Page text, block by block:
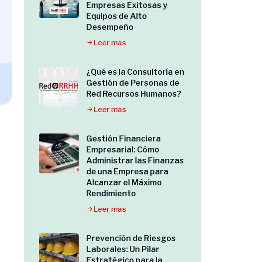
Empresas Exitosas y
Equipos de Alto
Desempeño
Leer mas
¿Qué es la Consultoría en
Gestión de Personas de
Red Recursos Humanos?
Leer mas
Gestión Financiera
Empresarial: Cómo
Administrar las Finanzas
de una Empresa para
Alcanzar el Máximo
Rendimiento
Leer mas
Prevención de Riesgos
Laborales: Un Pilar